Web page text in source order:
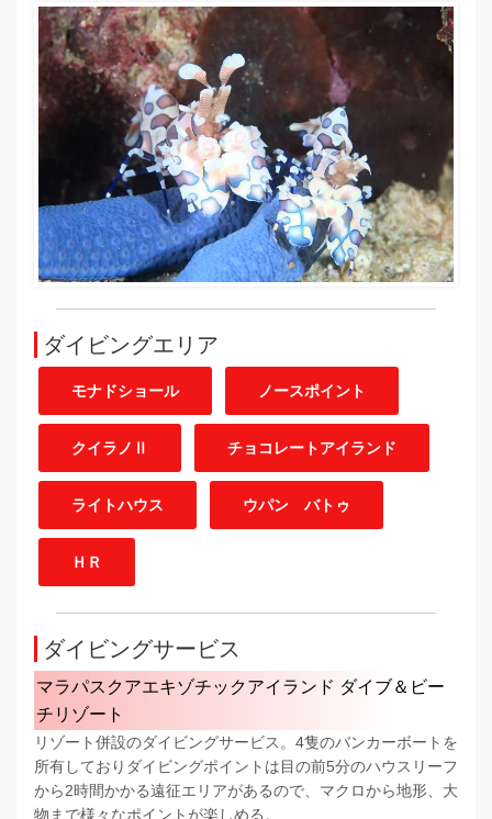
ダイビングエリア
モナドショール ノースポイント
クイラノⅡ チョコレートアイランド
ライトハウス ウパン バトゥ
ＨＲ
ダイビングサービス
マラパスクアエキゾチックアイランド ダイブ＆ビー
チリゾート
リゾート併設のダイビングサービス。4隻のバンカーボートを
所有しておりダイビングポイントは目の前5分のハウスリーフ
から2時間かかる遠征エリアがあるので、マクロから地形、大
物まで様々なポイントが楽しめる。